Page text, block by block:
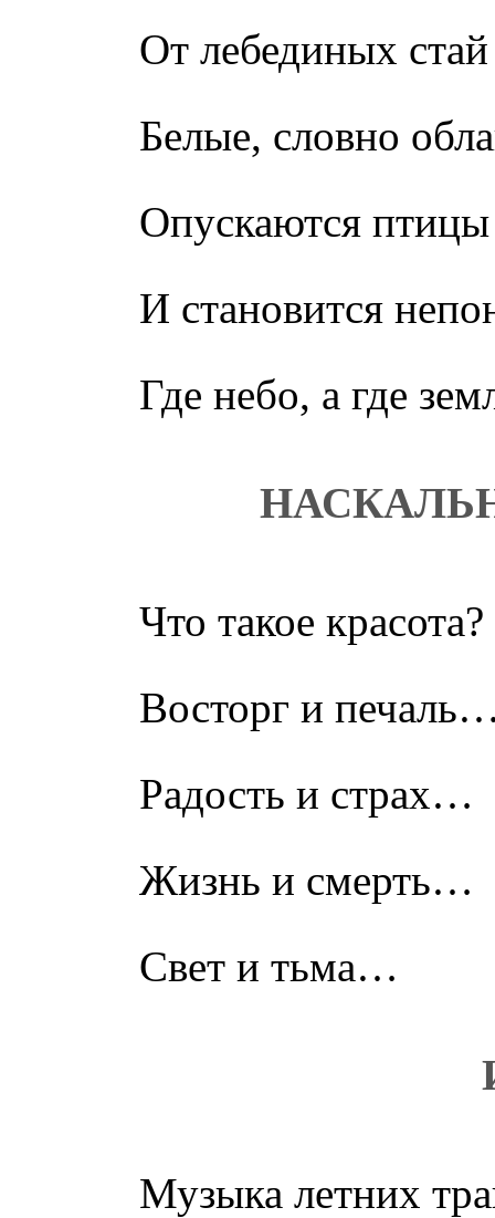
От лебединых
Белые, словно
Опускаются
И становится
Где небо, а где
Что такое красота?
Восторг и
Радость и страх…
Жизнь и смерть…
Свет и тьма…
Музыка летних